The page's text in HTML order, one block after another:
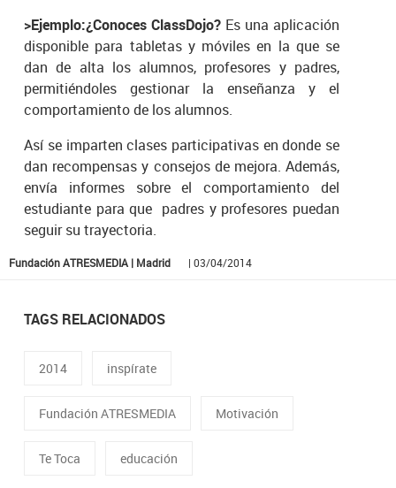
>Ejemplo:¿Conoces ClassDojo? Es una aplicación
disponible para tabletas y móviles en la que se
dan de alta los alumnos, profesores y padres,
permitiéndoles gestionar la enseñanza y el
comportamiento de los alumnos.
Así se imparten clases participativas en donde se
dan recompensas y consejos de mejora. Además,
envía informes sobre el comportamiento del
estudiante para que padres y profesores puedan
seguir su trayectoria.
Fundación ATRESMEDIA | Madrid | 03/04/2014
TAGS RELACIONADOS
2014 inspírate
Fundación ATRESMEDIA Motivación
Te Toca educación